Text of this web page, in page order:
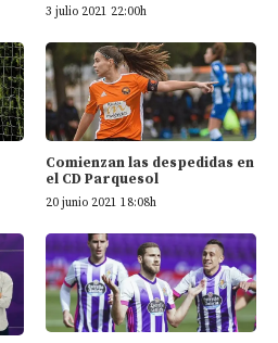
3 julio 2021 22:00h
Comienzan las despedidas en
el CD Parquesol
20 junio 2021 18:08h